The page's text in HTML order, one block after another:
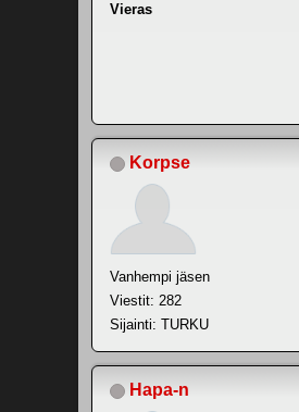
Vieras
Korpse
Vanhempi jäsen
Viestit: 282
Sijainti: TURKU
Hapa-n